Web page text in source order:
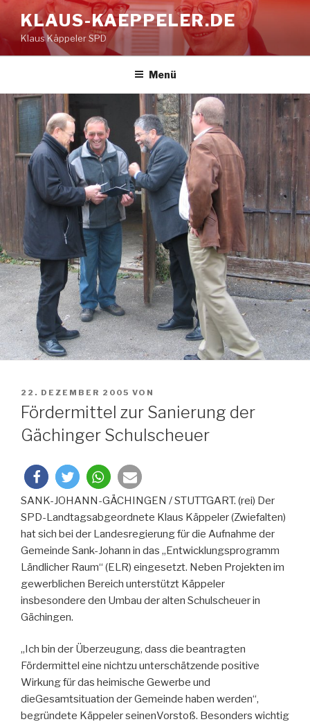
Inhalt
springen
KLAUS-KAEPPELER.DE
Klaus Käppeler SPD
Menü
VERÖFFENTLICHT
AM
22. DEZEMBER 2005 VON
Fördermittel zur Sanierung der
Gächinger Schulscheuer
SANK-JOHANN-GÄCHINGEN / STUTTGART. (rei) Der
SPD-Landtagsabgeordnete Klaus Käppeler (Zwiefalten)
hat sich bei der Landesregierung für die Aufnahme der
Gemeinde Sank-Johann in das „Entwicklungsprogramm
Ländlicher Raum“ (ELR) eingesetzt. Neben Projekten im
gewerblichen Bereich unterstützt Käppeler
insbesondere den Umbau der alten Schulscheuer in
Gächingen.
„Ich bin der Überzeugung, dass die beantragten
Fördermittel eine nichtzu unterschätzende positive
Wirkung für das heimische Gewerbe und
dieGesamtsituation der Gemeinde haben werden“,
begründete Käppeler seinenVorstoß. Besonders wichtig